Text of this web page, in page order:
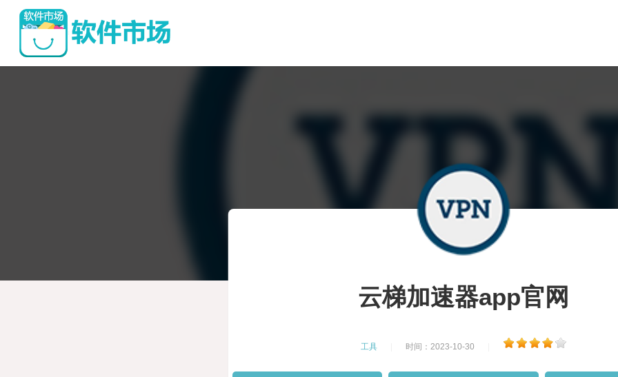
云梯加速器app官网
工具 时间：2023-10-30